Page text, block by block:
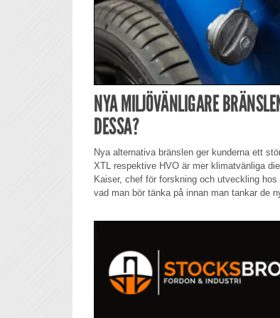
NYA MILJÖVÄNLIGARE
DESSA?
Nya alternativa bränslen ger kunderna ett
XTL respektive HVO är mer klimatvänliga
Kaiser, chef för forskning och utveckling
vad man bör tänka på innan man tankar de